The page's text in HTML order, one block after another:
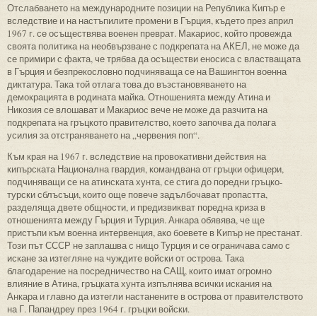
Отслабването на международните позиции на Република Кипър е
вследствие и на настъпилите промени в Гърция, където през април
1967 г. се осъществява военен преврат. Макариос, който провежда
своята политика на необвързване с подкрепата на АКЕЛ, не може да
се примири с факта, че трябва да осъществи еносиса с властващата
в Гърция и безпрекословно подчиняваща се на Вашингтон военна
диктатура. Така той отлага това до възстановяването на
демокрацията в родината майка. Отношенията между Атина и
Никозия се влошават и Макариос вече не може да разчита на
подкрепата на гръцкото правителство, което започва да полага
усилия за отстраняването на „червения поп“.
Към края на 1967 г. вследствие на провокативни действия на
кипърската Национална гвардия, командвана от гръцки офицери,
подчиняващи се на атинската хунта, се стига до поредни гръцко-
турски сблъсъци, които още повече задълбочават пропастта,
разделяща двете общности, и предизвикват поредна криза в
отношенията между Гърция и Турция. Анкара обявява, че ще
пристъпи към военна интервенция, ако боевете в Кипър не престанат.
Този път СССР не заплашва с нищо Турция и се ограничава само с
искане за изтегляне на чуждите войски от острова. Така
благодарение на посредничество на САЩ, които имат огромно
влияние в Атина, гръцката хунта изпълнява всички искания на
Анкара и главно да изтегли настанените в острова от правителството
на Г. Папандреу през 1964 г. гръцки войски.